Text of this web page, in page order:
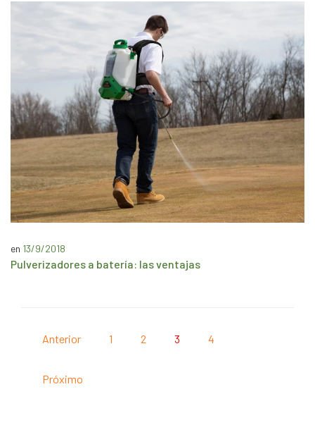
en 13/9/2018
Pulverizadores a batería: las ventajas
Anterior 1 2 3 4
Próximo